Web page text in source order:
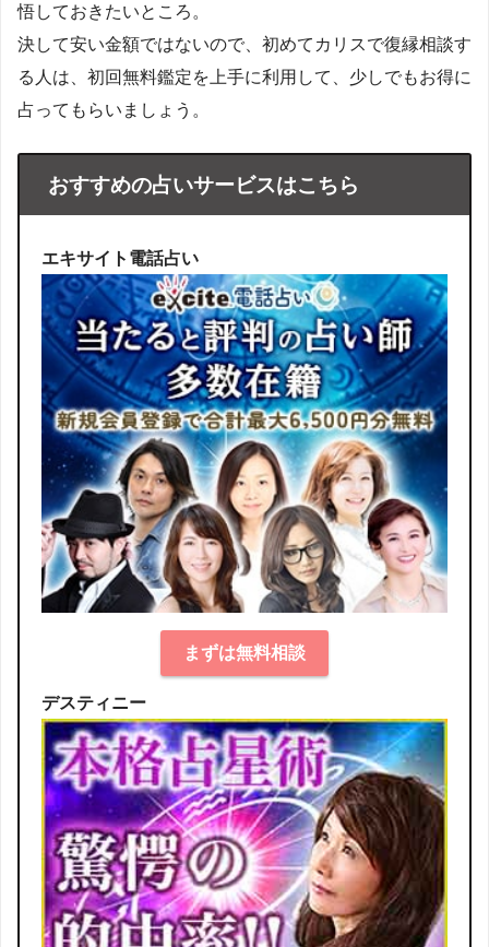
悟しておきたいところ。
決して安い金額ではないので、初めてカリスで復縁相談す
る人は、初回無料鑑定を上手に利用して、少しでもお得に
占ってもらいましょう。
おすすめの占いサービスはこちら
エキサイト電話占い
まずは無料相談
デスティニー